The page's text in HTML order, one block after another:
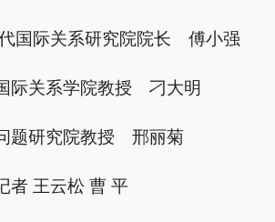
国际关系研究院院长 傅小强
际关系学院教授 刁大明
题研究院教授 邢丽菊
者 王云松 曹 平